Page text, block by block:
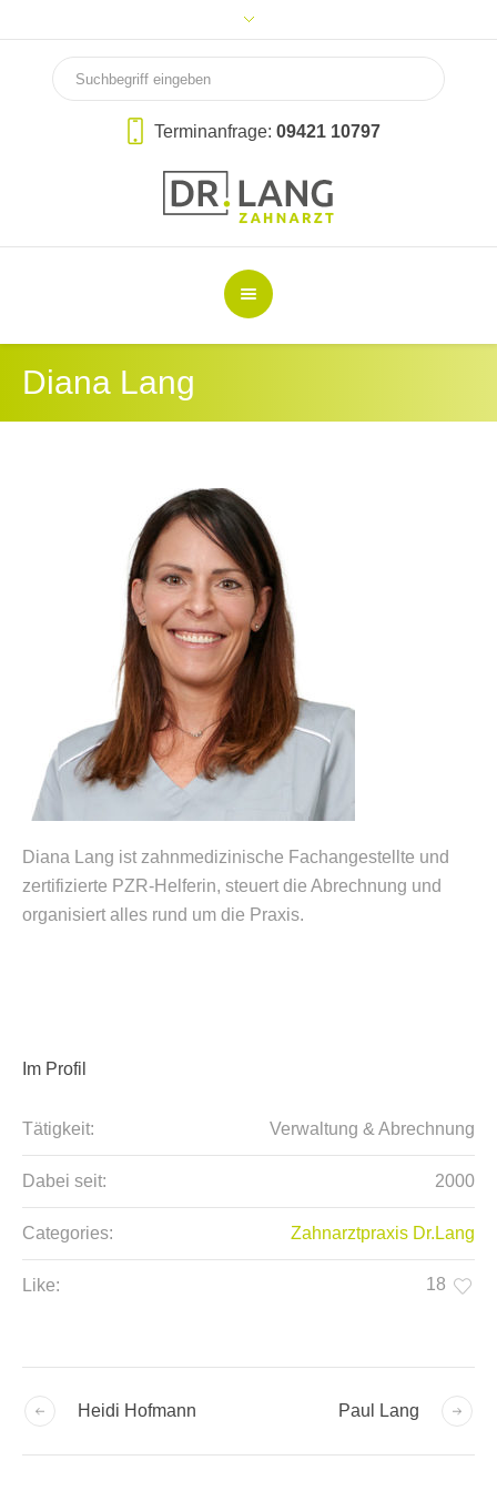
Terminanfrage: 09421 10797
Diana Lang
Diana Lang ist zahnmedizinische Fachangestellte und
zertifizierte PZR-Helferin, steuert die Abrechnung und
organisiert alles rund um die Praxis.
Im Profil
Tätigkeit: Verwaltung & Abrechnung
Dabei seit: 2000
Categories: Zahnarztpraxis Dr.Lang
Like: 18
Paul Lang
Heidi Hofmann